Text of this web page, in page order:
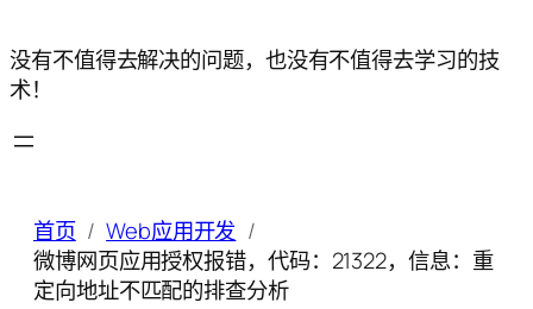
没有不值得去解决的问题，也没有不值得去学习的技
术！
首页
Web应用开发
微博网页应用授权报错，代码：21322，信息：重
定向地址不匹配的排查分析